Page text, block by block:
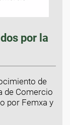
por la
de
de Comercio
por Femxa y